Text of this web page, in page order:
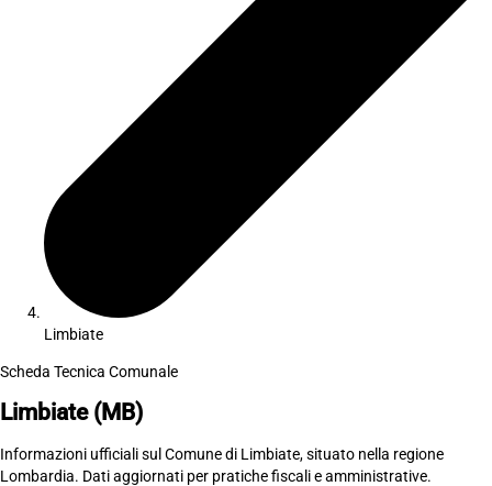
Limbiate
Scheda Tecnica Comunale
Limbiate (MB)
Informazioni ufficiali sul Comune di Limbiate, situato nella regione
Lombardia. Dati aggiornati per pratiche fiscali e amministrative.